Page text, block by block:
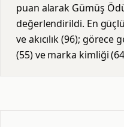
puan alarak Gümüş
değerlendirildi. En
ve akıcılık (96);
(55) ve marka kimliği